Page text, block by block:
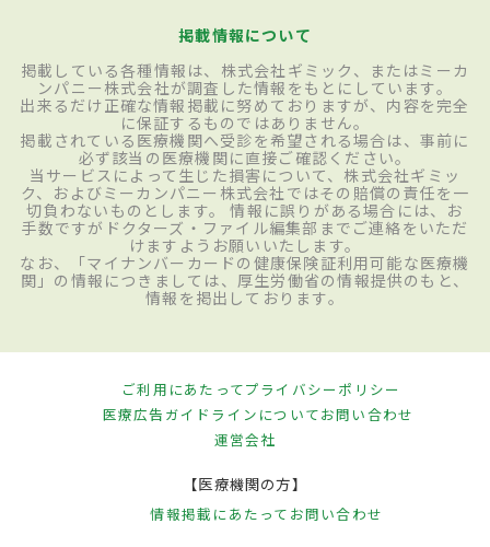
掲載情報について
掲載している各種情報は、株式会社ギミック、またはミーカ
ンパニー株式会社が調査した情報をもとにしています。
出来るだけ正確な情報掲載に努めておりますが、内容を完全
に保証するものではありません。
掲載されている医療機関へ受診を希望される場合は、事前に
必ず該当の医療機関に直接ご確認ください。
当サービスによって生じた損害について、株式会社ギミッ
ク、およびミーカンパニー株式会社ではその賠償の責任を一
切負わないものとします。 情報に誤りがある場合には、お
手数ですがドクターズ・ファイル編集部までご連絡をいただ
けますようお願いいたします。
なお、「マイナンバーカードの健康保険証利用可能な医療機
関」の情報につきましては、厚生労働省の情報提供のもと、
情報を掲出しております。
ご利用にあたってプライバシーポリシー
医療広告ガイドラインについてお問い合わせ
運営会社
【医療機関の方】
情報掲載にあたって お問い合わせ